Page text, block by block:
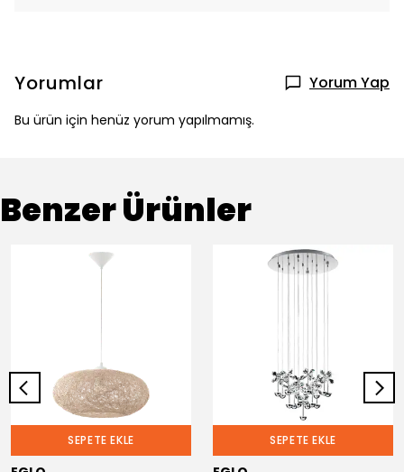
Yorumlar Yorum Yap
Bu ürün için henüz yorum yapılmamış.
Benzer Ürünler
SEPETE EKLE SEPETE EKLE